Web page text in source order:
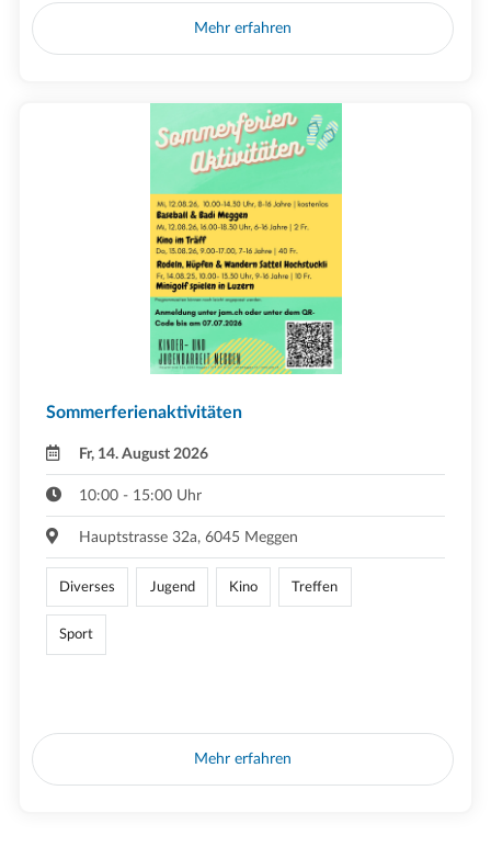
Mehr erfahren
Sommerferienaktivitäten
Fr, 14. August 2026
10:00 - 15:00 Uhr
Hauptstrasse 32a, 6045 Meggen
Diverses Jugend Kino Treffen
Sport
Mehr erfahren